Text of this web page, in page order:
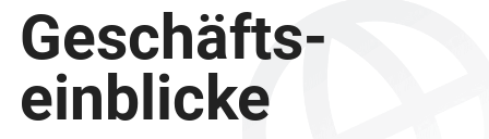
Geschäfts-
einblicke